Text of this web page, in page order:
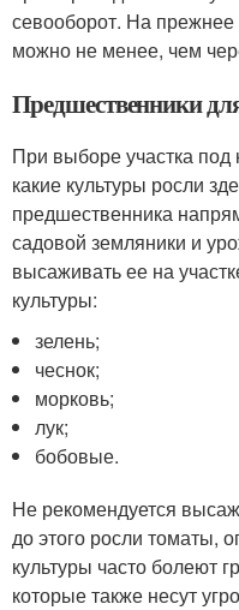
севооборот. На прежнее
можно не менее, чем
Предшественники
При выборе участка под
какие культуры росли
предшественника
садовой земляники и
высаживать ее на
культуры:
зелень;
чеснок;
морковь;
лук;
бобовые.
Не рекомендуется
до этого росли томаты,
культуры часто болеют
которые также несут